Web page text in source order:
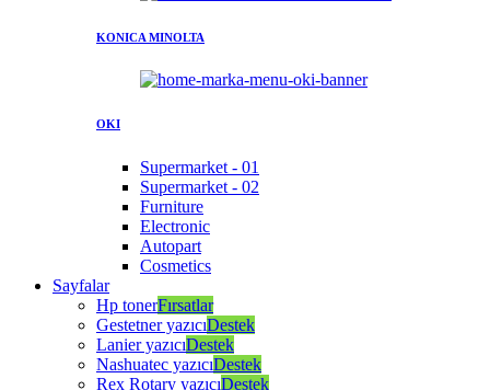
KONICA MINOLTA
OKI
Supermarket - 01
Supermarket - 02
Furniture
Electronic
Autopart
Cosmetics
Sayfalar
Hp tonerFırsatlar
Gestetner yazıcıDestek
Lanier yazıcıDestek
Nashuatec yazıcıDestek
Rex Rotary yazıcıDestek